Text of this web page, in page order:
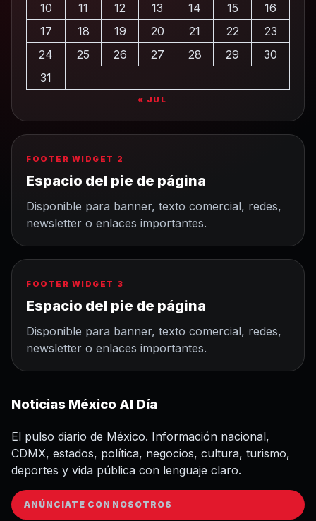
10
11 12 13 14 15
16
17
18 19 20 21 22
23
24
25 26 27 28 29
30
31
« JUL
FOOTER WIDGET 2
Espacio del pie de página
Disponible para banner, texto comercial, redes,
newsletter o enlaces importantes.
FOOTER WIDGET 3
Espacio del pie de página
Disponible para banner, texto comercial, redes,
newsletter o enlaces importantes.
Noticias México Al Día
El pulso diario de México. Información nacional,
CDMX, estados, política, negocios, cultura, turismo,
deportes y vida pública con lenguaje claro.
ANÚNCIATE CON NOSOTROS